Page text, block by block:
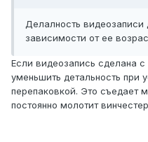
Делалность видеозаписи
зависимости от ее
Если видеозапись сделана
уменьшить детальность при
перепаковкой. Это съедает
постоянно молотит